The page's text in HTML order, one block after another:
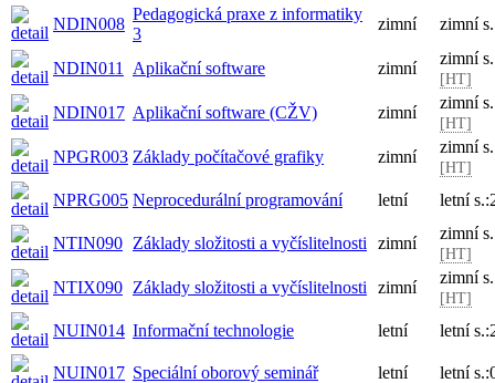
NDIN008
Pedagogická praxe z informatiky
3
zimní zimní
NDIN011 Aplikační software zimní
zimní
[HT]
NDIN017 Aplikační software (CŽV) zimní
zimní
[HT]
NPGR003 Základy počítačové grafiky zimní
zimní
[HT]
NPRG005 Neprocedurální programování letní letní
NTIN090 Základy složitosti a vyčíslitelnosti zimní
zimní
[HT]
NTIX090 Základy složitosti a vyčíslitelnosti zimní
zimní
[HT]
NUIN014 Informační technologie letní letní
NUIN017 Speciální oborový seminář letní
letní